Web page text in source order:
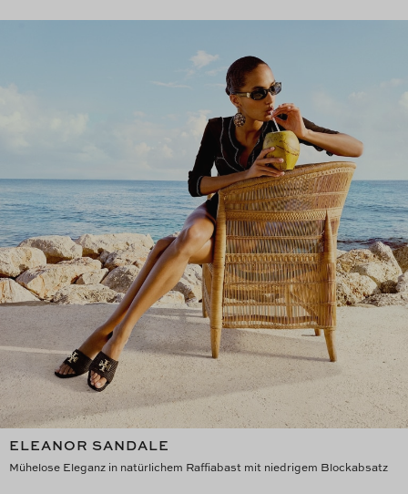
ELEANOR SANDALE
Mühelose Eleganz in natürlichem Raffiabast mit niedrigem Blockabsatz